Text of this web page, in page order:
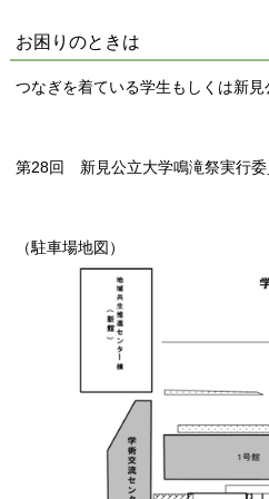
お困りのときは
つなぎを着ている学生もしくは新
第28回 新見公立大学鳴滝祭実行委
（駐車場地図）